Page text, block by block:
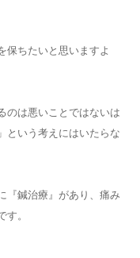
保ちたいと思いますよ
のは悪いことではないは
という考えにはいたらな
『鍼治療』があり、痛み
。